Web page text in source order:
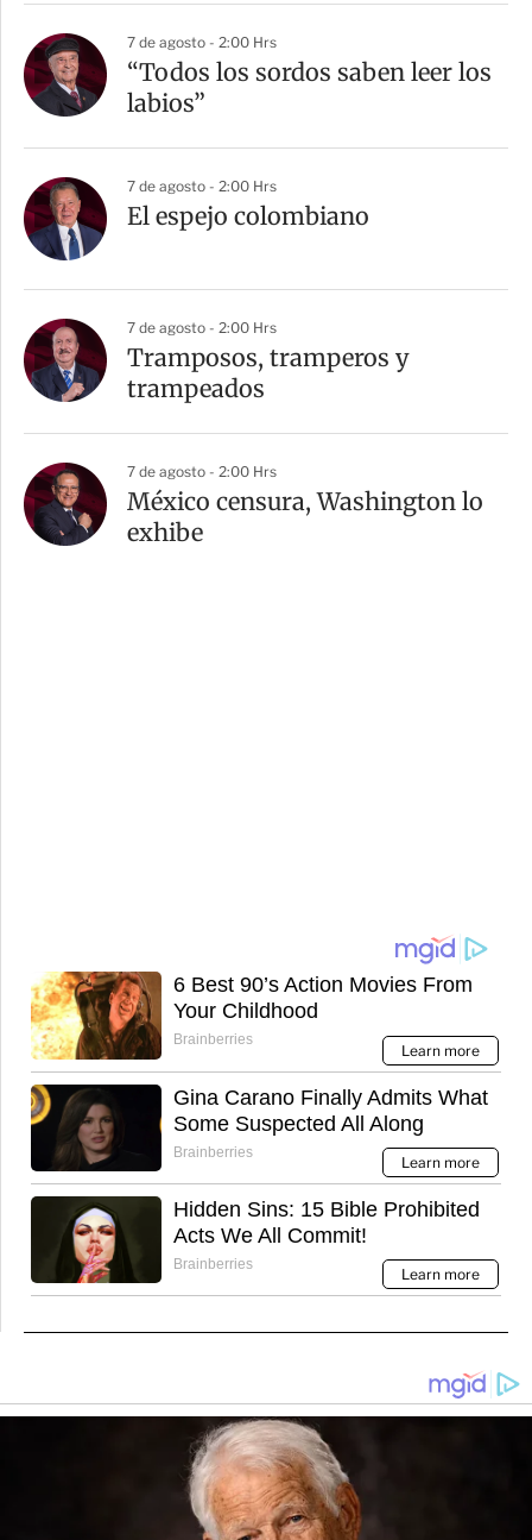
7 de agosto - 2:00 Hrs
“Todos los sordos saben leer los
labios”
7 de agosto - 2:00 Hrs
El espejo colombiano
7 de agosto - 2:00 Hrs
Tramposos, tramperos y
trampeados
7 de agosto - 2:00 Hrs
México censura, Washington lo
exhibe